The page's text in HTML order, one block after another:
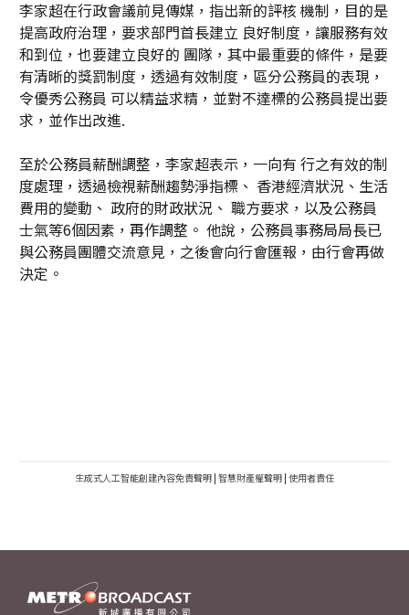
李家超在行政會議前見傳媒，指出新的評核 機制，目的是
提高政府治理，要求部門首長建立 良好制度，讓服務有效
和到位，也要建立良好的 團隊，其中最重要的條件，是要
有清晰的獎罰制度，透過有效制度，區分公務員的表現，
令優秀公務員 可以精益求精，並對不達標的公務員提出要
求，並作出改進.
至於公務員薪酬調整，李家超表示，一向有 行之有效的制
度處理，透過檢視薪酬趨勢淨指標、 香港經濟狀況、生活
費用的變動、 政府的財政狀況、 職方要求，以及公務員
士氣等6個因素，再作調整。 他說，公務員事務局局長已
與公務員團體交流意見，之後會向行會匯報，由行會再做
決定。
生成式人工智能創建內容免責聲明 | 智慧財產權聲明 | 使用者責任